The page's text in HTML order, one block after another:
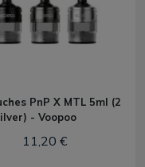
PnP X MTL 5ml (2
- Voopoo
11,20 €